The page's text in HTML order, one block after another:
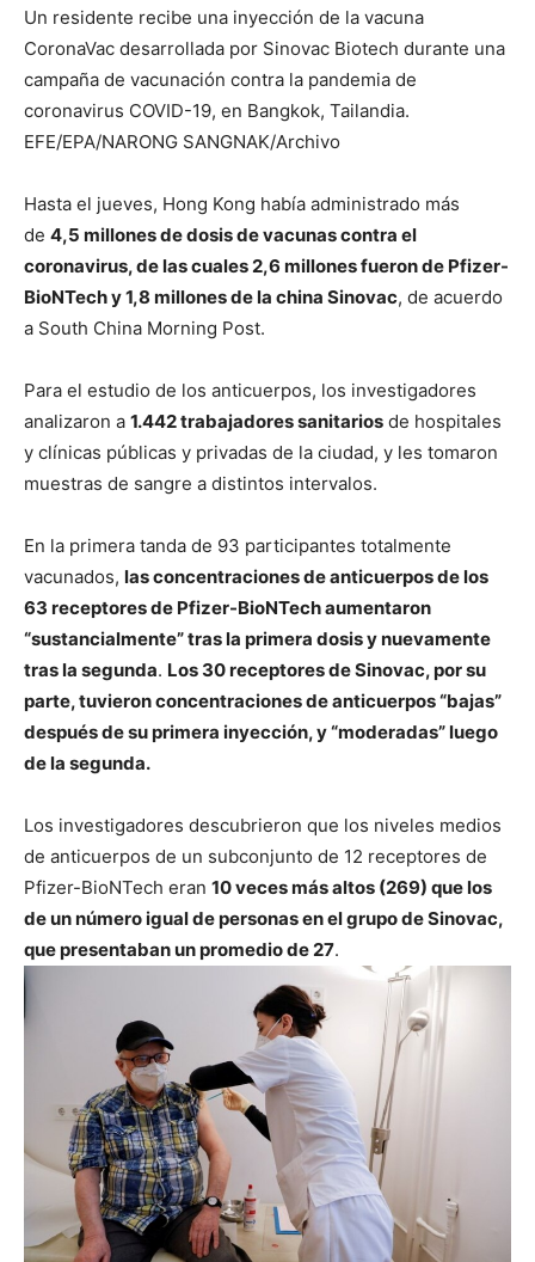
Un residente recibe una inyección de la vacuna
CoronaVac desarrollada por Sinovac Biotech durante una
campaña de vacunación contra la pandemia de
coronavirus COVID-19, en Bangkok, Tailandia.
EFE/EPA/NARONG SANGNAK/Archivo
Hasta el jueves, Hong Kong había administrado más
de 4,5 millones de dosis de vacunas contra el
coronavirus, de las cuales 2,6 millones fueron de Pfizer-
BioNTech y 1,8 millones de la china Sinovac, de acuerdo
a South China Morning Post.
Para el estudio de los anticuerpos, los investigadores
analizaron a 1.442 trabajadores sanitarios de hospitales
y clínicas públicas y privadas de la ciudad, y les tomaron
muestras de sangre a distintos intervalos.
En la primera tanda de 93 participantes totalmente
vacunados, las concentraciones de anticuerpos de los
63 receptores de Pfizer-BioNTech aumentaron
“sustancialmente” tras la primera dosis y nuevamente
tras la segunda. Los 30 receptores de Sinovac, por su
parte, tuvieron concentraciones de anticuerpos “bajas”
después de su primera inyección, y “moderadas” luego
de la segunda.
Los investigadores descubrieron que los niveles medios
de anticuerpos de un subconjunto de 12 receptores de
Pfizer-BioNTech eran 10 veces más altos (269) que los
de un número igual de personas en el grupo de Sinovac,
que presentaban un promedio de 27.